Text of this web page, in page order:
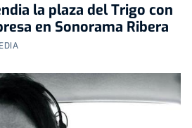
la plaza del Trigo con
en Sonorama Ribera